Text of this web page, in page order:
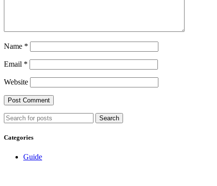
Name *
Email *
Website
Search
Categories
Guide